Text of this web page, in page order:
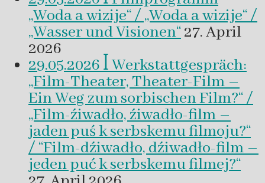
„Woda a wizije“ / „Woda a wizije“ /
„Wasser und Visionen“27. April
2026
29.05.2026 ꟾ Werkstattgespräch:
„Film-Theater, Theater-Film –
Ein Weg zum sorbischen Film?“ /
„Film-źiwadło, źiwadło-film –
jaden puś k serbskemu filmoju?“
/ “Film-dźiwadło, dźiwadło-film –
jeden puć k serbskemu filmej?“